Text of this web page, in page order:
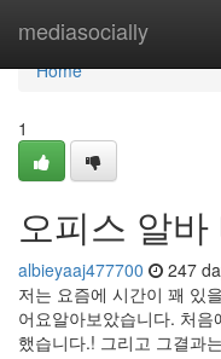
mediasocially
Home
Home
1
오피스 알
albieyaaj477700 247
저는 요즘에 시간이 꽤 있
어요알아보았습니다. 처
했습니다.! 그리고 그결과는